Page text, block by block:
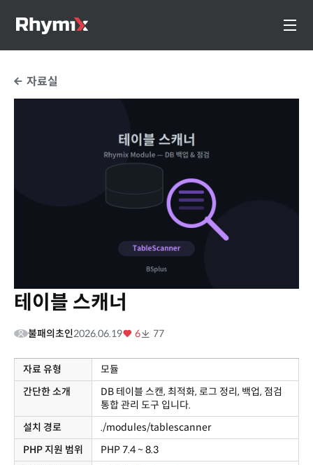
자료실
테이블 스캐너
불패의초인2026.06.19 6 77
자료 유형
모듈
간단한 소개
DB 테이블 스캔, 최적화, 로그 정리, 백업, 점검
통합 관리 도구 입니다.
설치 경로
./modules/tablescanner
PHP 지원 범위
PHP 7.4 ~ 8.3